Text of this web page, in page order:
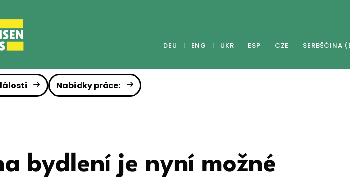
DEU ENG UKR ESP CZE SERBŠĆINA
Nabídky práce:
bydlení je nyní možné